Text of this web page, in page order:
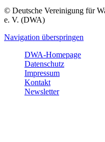
© Deutsche Vereinigung für
e. V. (DWA)
Navigation überspringen
DWA-Homepage
Datenschutz
Impressum
Kontakt
Newsletter